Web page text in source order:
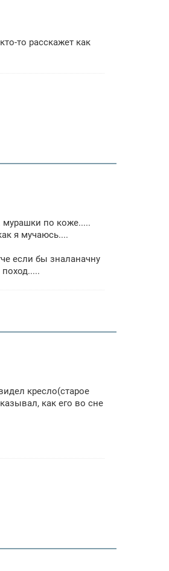
то расскажет как
мурашки по коже.....
я мучаюсь....
если бы зналаначну
кресло(старое
как его во сне